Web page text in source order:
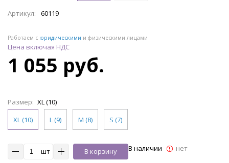
Артикул: 60119
Работаем с юридическими и физическими лицами
Цена включая НДС
1 055 руб.
Размер: XL (10)
XL (10)
L (9) M (8) S (7)
шт В корзину В наличии нет